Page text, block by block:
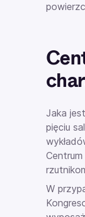
Jaka
pięciu
W